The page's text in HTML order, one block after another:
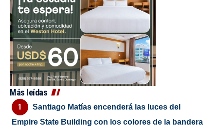
Más leídas
Santiago Matías encenderá las luces del
Empire State Building con los colores de la bandera